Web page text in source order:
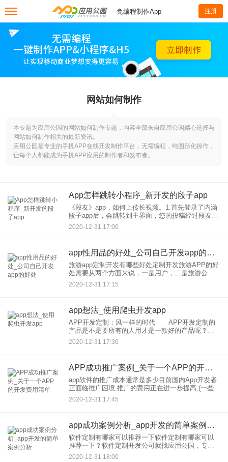
--免编程制作App 注册
网站如何制作
本专题为应用公园的网站如何制作专题，内容全部来自应用公园精心选择与
网站如何制作相关的最新资讯。
应用公园是专业的手机APP在线开发制作平台，无需编程，纯图形化操作，
让每个人都能成为手机APP应用的制作者和发布者。
App怎样跳转小程序_新开发的段子app
《段友》app，如何上传长视频。1.首先登录了内涵
段子app后，会跳转到主界面，您的投稿经过段友审
核才能发布哦!还可以点击高级编辑来满足你的想
法。3.直接点击右上角的发表，只要审核通过，脑洞
2020-12-31 17:00
app性用品的好处_公司自己开发app的好处
旅游app定制开发有哪些好处定制开发旅游APP的好
处需要从两个方面来说，一是用户，二是旅游公司
对于用户来说，出去游玩更加的方便简单，通过定
制的旅游APP软件，即可定酒店机票门票等等，还
2020-12-31 17:15
app想法_使用爬虫开发app
APP开发定制：风一样的时代 APP开发定制的
产品是不是要所有的人用才是一款好的产品呢？陌
陌。在一次大学生调查中就已经显示了，因此并不
是说APP开发定制公司的产品要所有人都在用才是
2020-12-31 17:30
APP成功推广案例_关于一个APP的开发费用清单
app软件的推广成本通常是多少目前国内App开发者
正面临推广困境,推广的费用正在进一步提高,(一些推
广形式的费用没有变化但是效果正在下降),效果好的
推广形式价格一般较高,无疑将开发者推向高门槛的
2020-12-31 17:45
app成功案例分析_app开发的简单案例分析
软件定制有哪家可以推荐一下软件定制有哪家可以
推荐一下？软件定制开发公司就找应用公园，专业
靠谱的app开发公司，实战经验丰富，案例众多，专
2020-12-31 18:00